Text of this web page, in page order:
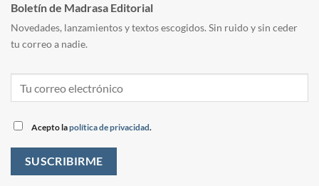
Boletín de Madrasa Editorial
Novedades, lanzamientos y textos escogidos. Sin ruido y sin ceder
tu correo a nadie.
Acepto lapolítica de privacidad.